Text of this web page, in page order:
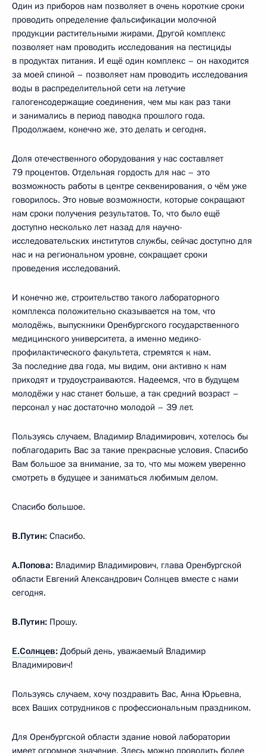
Один из приборов нам позволяет в очень короткие сроки
проводить определение фальсификации молочной
продукции растительными жирами. Другой комплекс
позволяет нам проводить исследования на пестициды
в продуктах питания. И ещё один комплекс – он находится
за моей спиной – позволяет нам проводить исследования
воды в распределительной сети на летучие
галогенсодержащие соединения, чем мы как раз таки
и занимались в период паводка прошлого года.
Продолжаем, конечно же, это делать и сегодня.
Доля отечественного оборудования у нас составляет
79 процентов. Отдельная гордость для нас – это
возможность работы в центре секвенирования, о чём уже
говорилось. Это новые возможности, которые сокращают
нам сроки получения результатов. То, что было ещё
доступно несколько лет назад для научно-
исследовательских институтов службы, сейчас доступно для
нас и на региональном уровне, сокращает сроки
проведения исследований.
И конечно же, строительство такого лабораторного
комплекса положительно сказывается на том, что
молодёжь, выпускники Оренбургского государственного
медицинского университета, а именно медико-
профилактического факультета, стремятся к нам.
За последние два года, мы видим, они активно к нам
приходят и трудоустраиваются. Надеемся, что в будущем
молодёжи у нас станет больше, а так средний возраст –
персонал у нас достаточно молодой – 39 лет.
Пользуясь случаем, Владимир Владимирович, хотелось бы
поблагодарить Вас за такие прекрасные условия. Спасибо
Вам большое за внимание, за то, что мы можем уверенно
смотреть в будущее и заниматься любимым делом.
Спасибо большое.
В.Путин: Спасибо.
А.Попова: Владимир Владимирович, глава Оренбургской
области Евгений Александрович Солнцев вместе с нами
сегодня.
В.Путин: Прошу.
Е.Солнцев: Добрый день, уважаемый Владимир
Владимирович!
Пользуясь случаем, хочу поздравить Вас, Анна Юрьевна,
всех Ваших сотрудников с профессиональным праздником.
Для Оренбургской области здание новой лаборатории
имеет огромное значение. Здесь можно проводить более